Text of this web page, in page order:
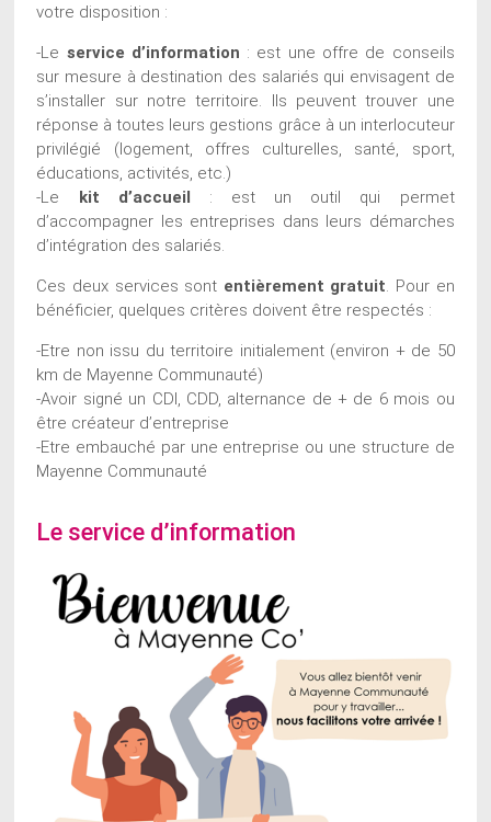
votre disposition :
-Le service d’information : est une offre de conseils
sur mesure à destination des salariés qui envisagent de
s’installer sur notre territoire. Ils peuvent trouver une
réponse à toutes leurs gestions grâce à un interlocuteur
privilégié (logement, offres culturelles, santé, sport,
éducations, activités, etc.)
-Le
kit d’accueil
: est un outil qui permet
d’accompagner les entreprises dans leurs démarches
d’intégration des salariés.
Ces deux services sont entièrement gratuit. Pour en
bénéficier, quelques critères doivent être respectés :
-Etre non issu du territoire initialement (environ + de 50
km de Mayenne Communauté)
-Avoir signé un CDI, CDD, alternance de + de 6 mois ou
être créateur d’entreprise
-Etre embauché par une entreprise ou une structure de
Mayenne Communauté
Le service d’information